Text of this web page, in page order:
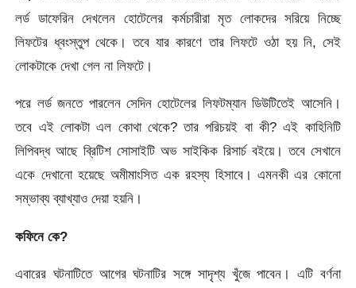
লর্ড ডাফেরিন দেখলেন হোটেলের কর্মচারীরা মৃত লোকদের সরিয়ে নিচ্ছে
লিফটের ধ্বংস্তুপ থেকে। তবে যার কারণে তার লিফটে ওঠা হয় নি, সেই
লোকটাকে দেখা গেল না লিফটে।
পরে লর্ড জনতে পারলেন সেদিন হোটেলের লিফটম্যান ডিউটিতেই আসেনি।
তবে এই লোকটা এল কোথা থেকে? তার পরিচয়ই বা কী? এই কাহিনিটি
লিপিবদ্ধ আছে ব্রিটিশ সোসাইটি অভ সাইকিক রিসার্চ বইয়ে। তবে সেখানে
একে দেখানো হয়েছে অমীমাংসিত এক রহস্য হিসাবে। এমনকী এর কোনো
সম্ভাব্য ব্যাখ্যাও দেয়া হয়নি।
কফিনে কে?
এবারের ঘটনাটিতে আগের ঘটনাটির সঙ্গে সাদৃশ্য খুঁজে পাবেন। এটি বর্ণনা